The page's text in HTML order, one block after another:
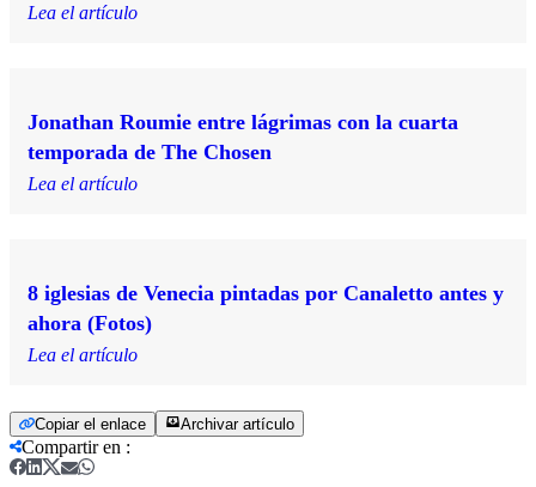
Lea el artículo
Jonathan Roumie entre lágrimas con la cuarta
temporada de The Chosen
Lea el artículo
8 iglesias de Venecia pintadas por Canaletto antes y
ahora (Fotos)
Lea el artículo
Copiar el enlace Archivar artículo
Compartir en :